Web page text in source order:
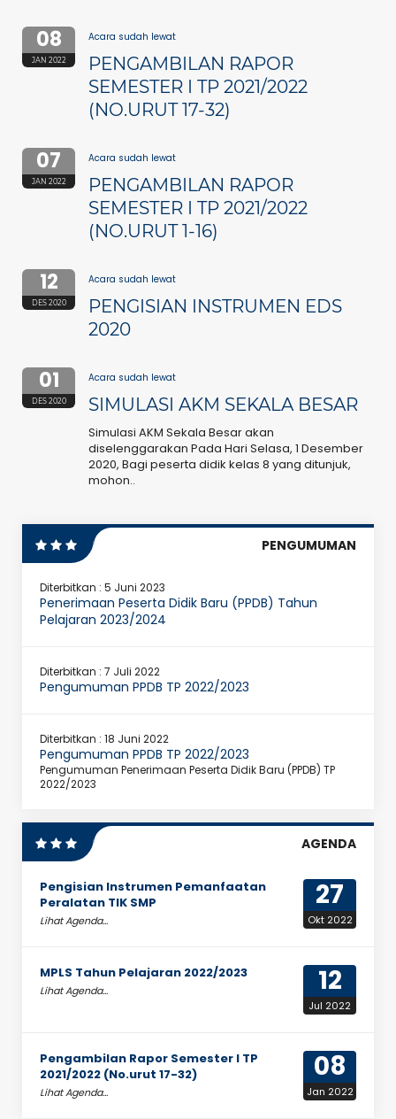
08
JAN 2022
Acara sudah lewat
PENGAMBILAN RAPOR
SEMESTER I TP 2021/2022
(NO.URUT 17-32)
07
JAN 2022
Acara sudah lewat
PENGAMBILAN RAPOR
SEMESTER I TP 2021/2022
(NO.URUT 1-16)
12
DES 2020
Acara sudah lewat
PENGISIAN INSTRUMEN EDS
2020
01
DES 2020
Acara sudah lewat
SIMULASI AKM SEKALA BESAR
Simulasi AKM Sekala Besar akan
diselenggarakan Pada Hari Selasa, 1 Desember
2020, Bagi peserta didik kelas 8 yang ditunjuk,
mohon..
PENGUMUMAN
Diterbitkan : 5 Juni 2023
Penerimaan Peserta Didik Baru (PPDB) Tahun
Pelajaran 2023/2024
Diterbitkan : 7 Juli 2022
Pengumuman PPDB TP 2022/2023
Diterbitkan : 18 Juni 2022
Pengumuman PPDB TP 2022/2023
Pengumuman Penerimaan Peserta Didik Baru (PPDB) TP
2022/2023
AGENDA
27
Okt 2022
Pengisian Instrumen Pemanfaatan
Peralatan TIK SMP
Lihat Agenda...
12
Jul 2022
MPLS Tahun Pelajaran 2022/2023
Lihat Agenda...
08
Jan 2022
Pengambilan Rapor Semester I TP
2021/2022 (No.urut 17-32)
Lihat Agenda...